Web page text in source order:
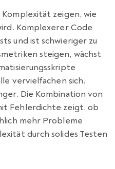
zeigen, wie
Komplexerer Code
und ist schwieriger zu
steigen, wächst
vervielfachen sich.
Die Kombination von
Fehlerdichte zeigt, ob
mehr Probleme
durch solides Testen